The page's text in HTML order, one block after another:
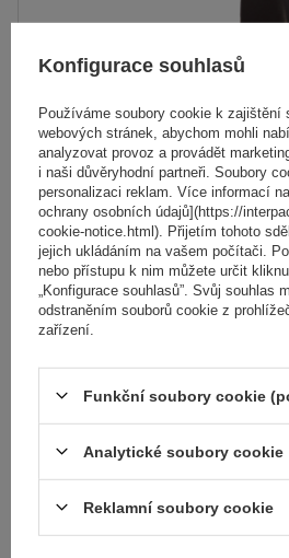
Ocelový střešní nosič Mont Blanc
3 401,00 Kčs DPH
Produkt dostupný ve velkém množství
Přidat
do
košíku
Konfigurace souhlasů
Používáme soubory cookie k zajištění
webových stránek, abychom mohli
analyzovat provoz a provádět
i naši důvěryhodní partneři. Soubory
personalizaci reklam. Více informací
ochrany osobních údajů](https://
cookie-notice.html). Přijetím tohoto
jejich ukládáním na vašem počítači.
nebo přístupu k nim můžete určit
„Konfigurace souhlasů”. Svůj souhlas
odstraněním souborů cookie z
zařízení.
Funkční soubory cookie
Analytické soubory cookie
Reklamní soubory cookie